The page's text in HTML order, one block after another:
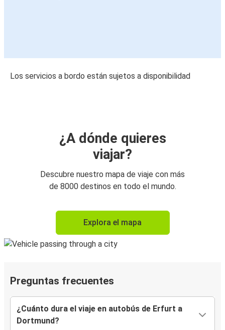
Los servicios a bordo están sujetos a disponibilidad
¿A dónde quieres
viajar?
Descubre nuestro mapa de viaje con más
de 8000 destinos en todo el mundo.
Explora el mapa
Preguntas frecuentes
¿Cuánto dura el viaje en autobús de Erfurt a
Dortmund?